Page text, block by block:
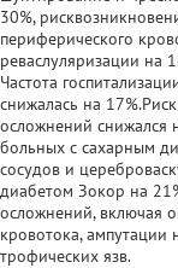
30%,
периферического
реваслуляризации на
Частота
снижалась на
осложнений снижался
больных с сахарным
сосудов и
диабетом Зокор на
осложнений, включая
кровотока,
трофических язв.